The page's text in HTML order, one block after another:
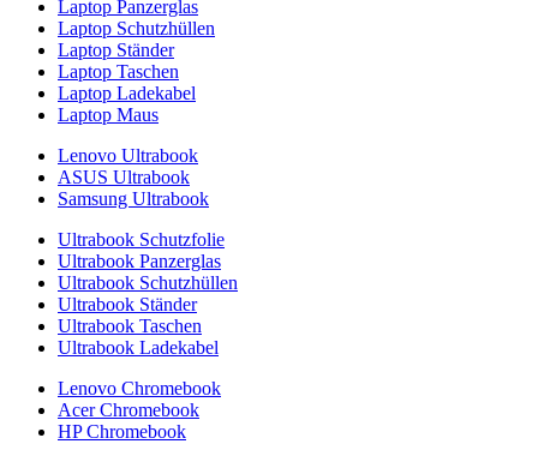
Laptop Panzerglas
Laptop Schutzhüllen
Laptop Ständer
Laptop Taschen
Laptop Ladekabel
Laptop Maus
Lenovo Ultrabook
ASUS Ultrabook
Samsung Ultrabook
Ultrabook Schutzfolie
Ultrabook Panzerglas
Ultrabook Schutzhüllen
Ultrabook Ständer
Ultrabook Taschen
Ultrabook Ladekabel
Lenovo Chromebook
Acer Chromebook
HP Chromebook